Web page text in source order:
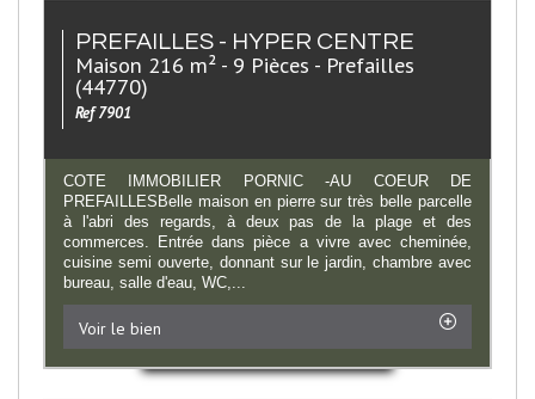
PREFAILLES - HYPER CENTRE
Maison 216 m² - 9 Pièces - Prefailles
(44770)
Ref 7901
COTE IMMOBILIER PORNIC -AU COEUR DE
PREFAILLESBelle maison en pierre sur très belle parcelle
à l'abri des regards, à deux pas de la plage et des
commerces. Entrée dans pièce a vivre avec cheminée,
cuisine semi ouverte, donnant sur le jardin, chambre avec
bureau, salle d'eau, WC,...
Voir le bien